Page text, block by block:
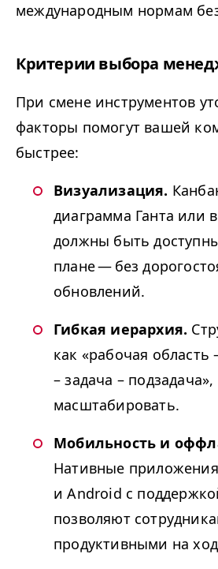
международным нормам
Критерии выбора
При смене инструментов
факторы помогут вашей
быстрее:
Визуализация.
диаграмма Ганта или
должны быть
плане — без
обновлений.
Гибкая иерархия.
как «рабочая область
– задача –
масштабировать.
Мобильность и
Нативные приложения
и Android с
позволяют
продуктивными на